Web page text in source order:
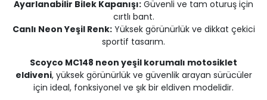
Ayarlanabilir Bilek Kapanışı: Güvenli ve tam oturuş için
cırtlı bant.
Canlı Neon Yeşil Renk:Yüksek görünürlük ve dikkat çekici
sportif tasarım.
Scoyco MC148 neon yeşil korumalı motosiklet
eldiveni, yüksek görünürlük ve güvenlik arayan sürücüler
için ideal, fonksiyonel ve şık bir eldiven modelidir.